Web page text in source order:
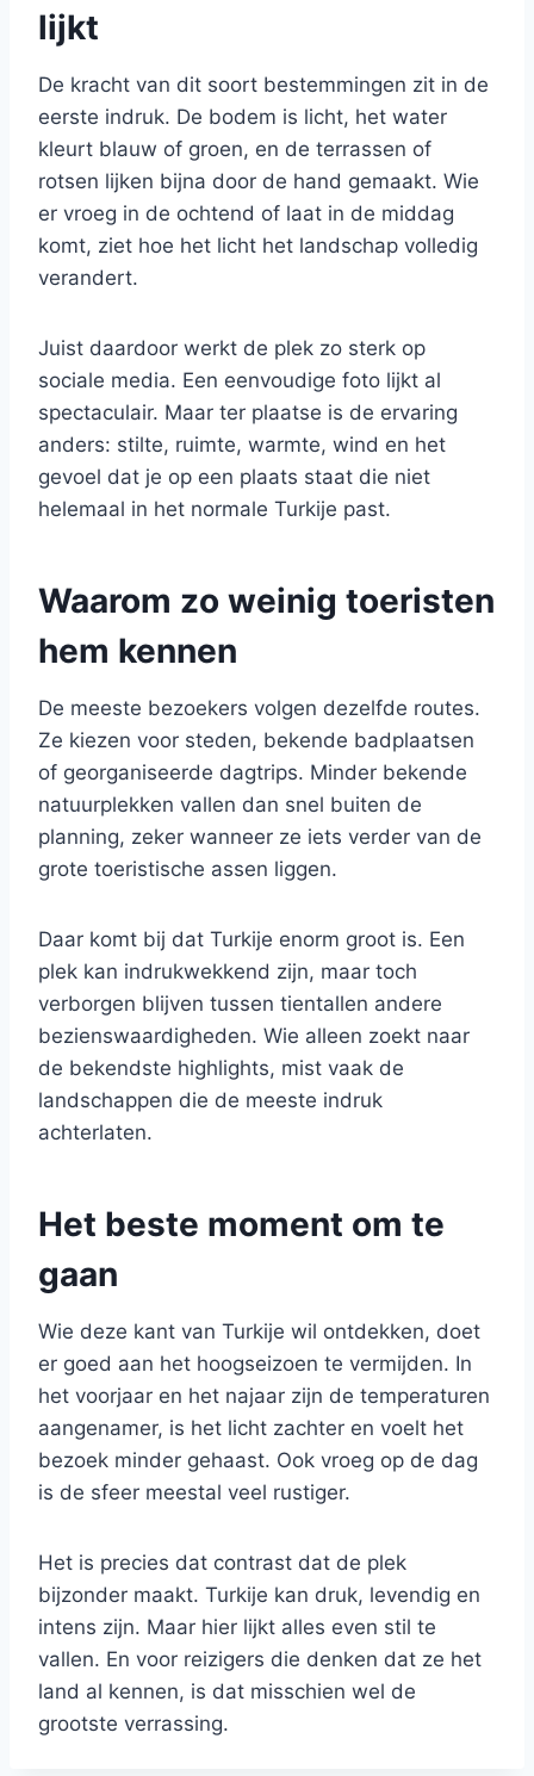
lijkt
De kracht van dit soort bestemmingen zit in de
eerste indruk. De bodem is licht, het water
kleurt blauw of groen, en de terrassen of
rotsen lijken bijna door de hand gemaakt. Wie
er vroeg in de ochtend of laat in de middag
komt, ziet hoe het licht het landschap volledig
verandert.
Juist daardoor werkt de plek zo sterk op
sociale media. Een eenvoudige foto lijkt al
spectaculair. Maar ter plaatse is de ervaring
anders: stilte, ruimte, warmte, wind en het
gevoel dat je op een plaats staat die niet
helemaal in het normale Turkije past.
Waarom zo weinig toeristen
hem kennen
De meeste bezoekers volgen dezelfde routes.
Ze kiezen voor steden, bekende badplaatsen
of georganiseerde dagtrips. Minder bekende
natuurplekken vallen dan snel buiten de
planning, zeker wanneer ze iets verder van de
grote toeristische assen liggen.
Daar komt bij dat Turkije enorm groot is. Een
plek kan indrukwekkend zijn, maar toch
verborgen blijven tussen tientallen andere
bezienswaardigheden. Wie alleen zoekt naar
de bekendste highlights, mist vaak de
landschappen die de meeste indruk
achterlaten.
Het beste moment om te
gaan
Wie deze kant van Turkije wil ontdekken, doet
er goed aan het hoogseizoen te vermijden. In
het voorjaar en het najaar zijn de temperaturen
aangenamer, is het licht zachter en voelt het
bezoek minder gehaast. Ook vroeg op de dag
is de sfeer meestal veel rustiger.
Het is precies dat contrast dat de plek
bijzonder maakt. Turkije kan druk, levendig en
intens zijn. Maar hier lijkt alles even stil te
vallen. En voor reizigers die denken dat ze het
land al kennen, is dat misschien wel de
grootste verrassing.